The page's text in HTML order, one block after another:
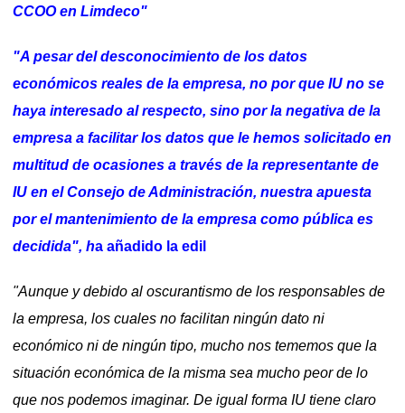
CCOO en Limdeco"
"A pesar del desconocimiento de los datos
económicos reales de la empresa, no por que IU no se
haya interesado al respecto, sino por la negativa de la
empresa a facilitar los datos que le hemos solicitado en
multitud de ocasiones a través de la representante de
IU en el Consejo de Administración, nuestra apuesta
por el mantenimiento de la empresa como pública es
decidida", ha añadido la edil
"Aunque y debido al oscurantismo de los responsables de
la empresa, los cuales no facilitan ningún dato ni
económico ni de ningún tipo, mucho nos tememos que la
situación económica de la misma sea mucho peor de lo
que nos podemos imaginar. De igual forma IU tiene claro